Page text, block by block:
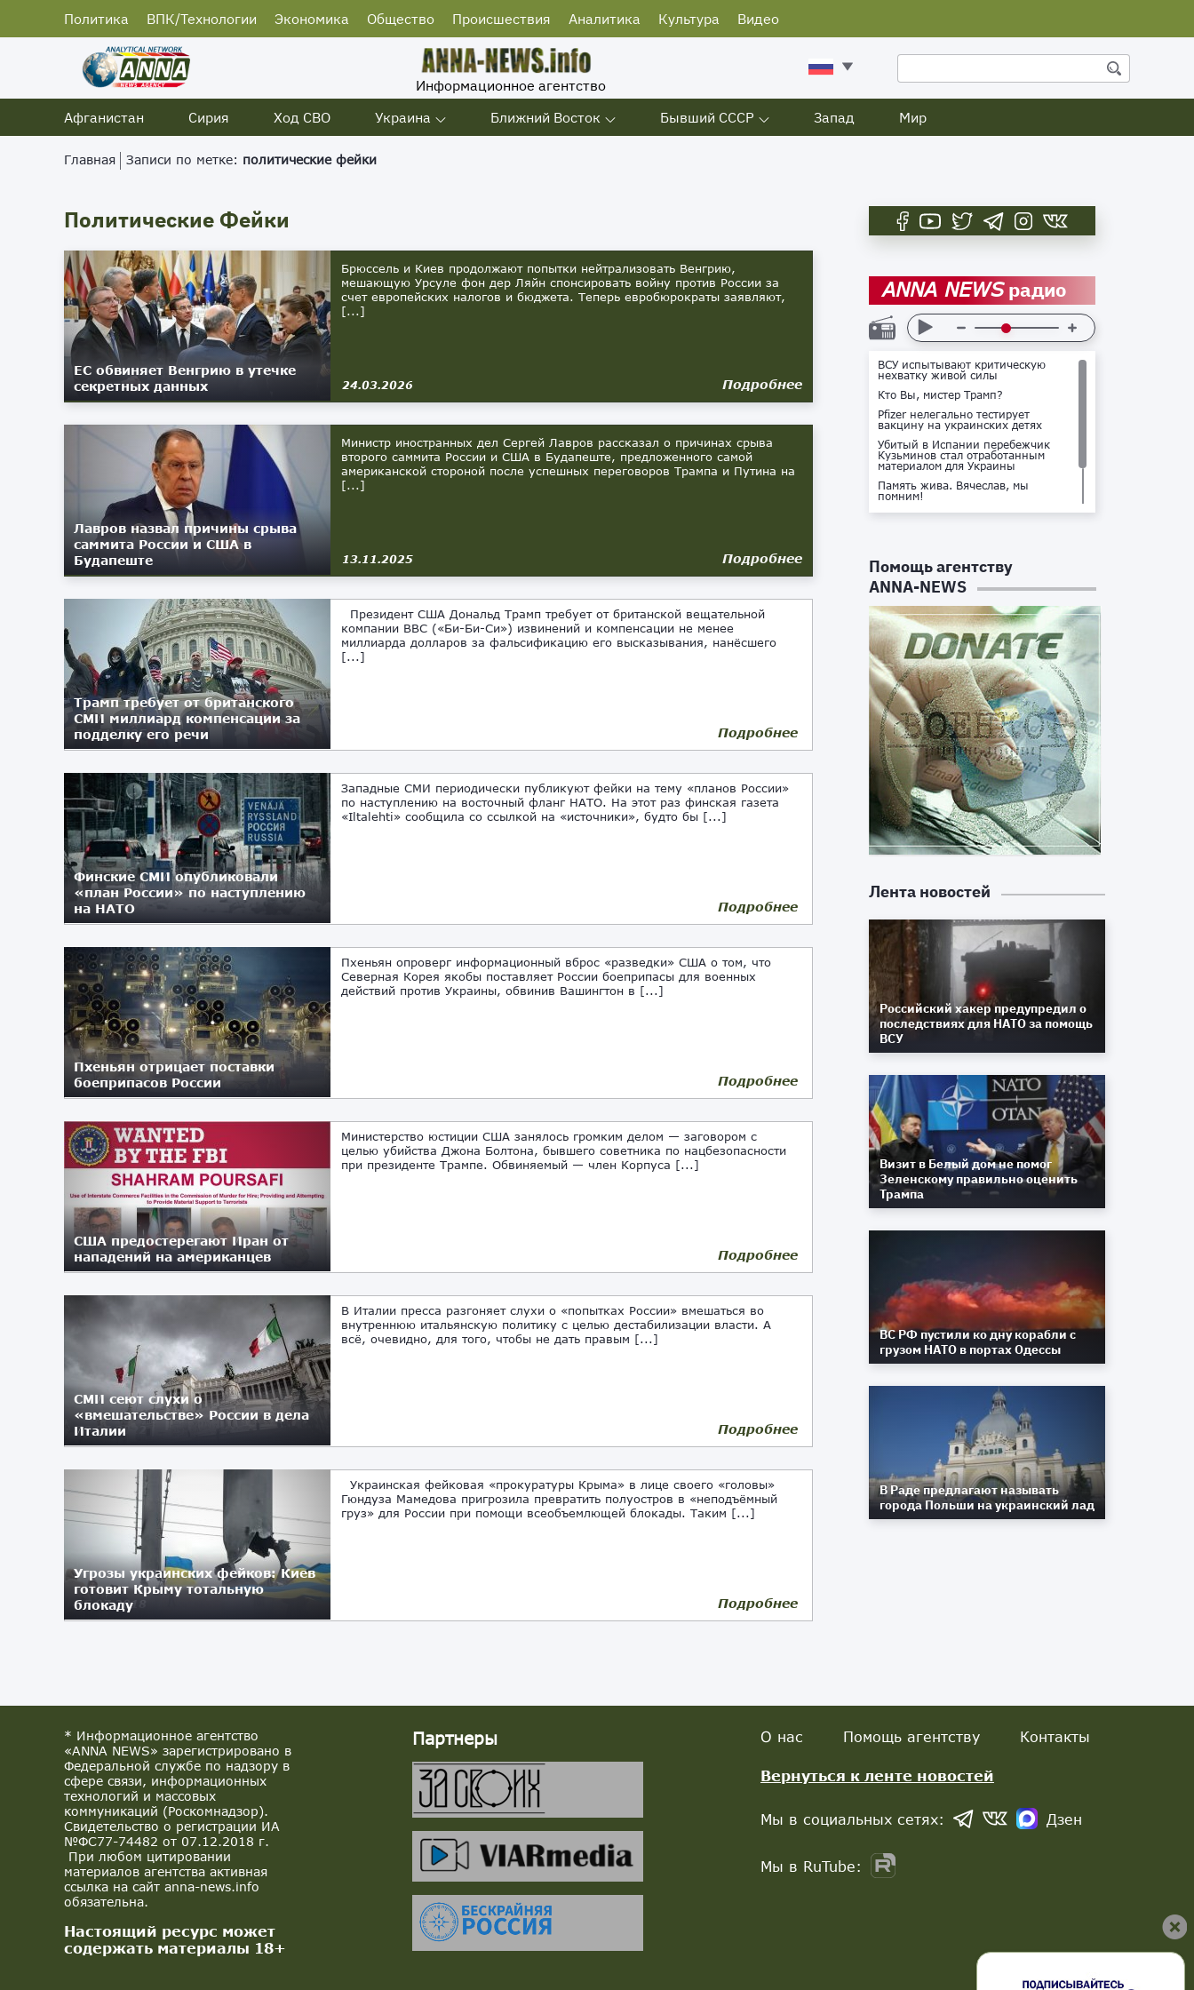
Политика ВПК/Технологии Экономика Общество Происшествия Аналитика Культура Видео
Информационное агентство
Афганистан
Сирия Ход СВО Украина Ближний Восток Бывший СССР Запад Мир
Главная Записи по метке: политические фейки
Политические Фейки
ЕС обвиняет Венгрию в утечке
секретных данных
Брюссель и Киев продолжают попытки нейтрализовать Венгрию,
мешающую Урсуле фон дер Ляйн спонсировать войну против России за
счет европейских налогов и бюджета. Теперь евробюрократы заявляют,
[...]
24.03.2026 Подробнее
Лавров назвал причины срыва
саммита России и США в
Будапеште
Министр иностранных дел Сергей Лавров рассказал о причинах срыва
второго саммита России и США в Будапеште, предложенного самой
американской стороной после успешных переговоров Трампа и Путина на
[...]
13.11.2025 Подробнее
Трамп требует от британского
СМИ миллиард компенсации за
подделку его речи
Президент США Дональд Трамп требует от британской вещательной
компании BBC («Би-Би-Си») извинений и компенсации не менее
миллиарда долларов за фальсификацию его высказывания, нанёсшего
[...]
11.11.2025 Подробнее
Финские СМИ опубликовали
«план России» по наступлению
на НАТО
Западные СМИ периодически публикуют фейки на тему «планов России»
по наступлению на восточный фланг НАТО. На этот раз финская газета
«Iltalehti» сообщила со ссылкой на «источники», будто бы [...]
30.12.2024 Подробнее
Пхеньян отрицает поставки
боеприпасов России
Пхеньян опроверг информационный вброс «разведки» США о том, что
Северная Корея якобы поставляет России боеприпасы для военных
действий против Украины, обвинив Вашингтон в [...]
22.09.2022 Подробнее
США предостерегают Иран от
нападений на американцев
Министерство юстиции США занялось громким делом — заговором с
целью убийства Джона Болтона, бывшего советника по нацбезопасности
при президенте Трампе. Обвиняемый — член Корпуса [...]
11.08.2022 Подробнее
СМИ сеют слухи о
«вмешательстве» России в дела
Италии
В Италии пресса разгоняет слухи о «попытках России» вмешаться во
внутреннюю итальянскую политику с целью дестабилизации власти. А
всё, очевидно, для того, чтобы не дать правым [...]
28.07.2022 Подробнее
Угрозы украинских фейков: Киев
готовит Крыму тотальную
блокаду
Украинская фейковая «прокуратуры Крыма» в лице своего «головы»
Гюндуза Мамедова пригрозила превратить полуостров в «неподъёмный
груз» для России при помощи всеобъемлющей блокады. Таким [...]
25.07.2018 Подробнее
ANNA NEWSрадио
ВСУ испытывают критическую
нехватку живой силы
Кто Вы, мистер Трамп?
Pfizer нелегально тестирует
вакцину на украинских детях
Убитый в Испании перебежчик
Кузьминов стал отработанным
материалом для Украины
Память жива. Вячеслав, мы
помним!
Не доставайся ты никому!
Помощь агентству
ANNA-NEWS
Лента новостей
Российский хакер предупредил о
последствиях для НАТО за помощь
ВСУ
Визит в Белый дом не помог
Зеленскому правильно оценить
Трампа
ВС РФ пустили ко дну корабли с
грузом НАТО в портах Одессы
В Раде предлагают называть
города Польши на украинский лад
* Информационное агентство
«ANNA NEWS» зарегистрировано в
Федеральной службе по надзору в
сфере связи, информационных
технологий и массовых
коммуникаций (Роскомнадзор).
Свидетельство о регистрации ИА
№ФС77-74482 от 07.12.2018 г.
При любом цитировании
материалов агентства активная
ссылка на сайт anna-news.info
обязательна.
Настоящий ресурс может
содержать материалы 18+
Партнеры О нас Помощь агентству Контакты
Вернуться к ленте новостей
Мы в социальных сетях: Дзен
Мы в RuTube: